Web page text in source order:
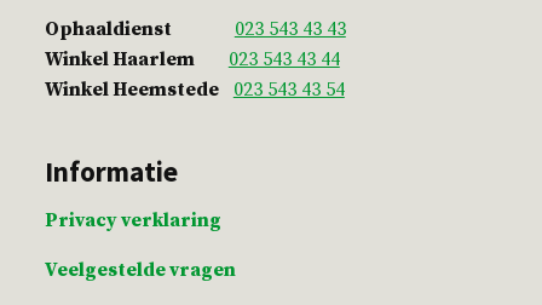
Ophaaldienst
023 543 43 43
Winkel Haarlem
023 543 43 44
Winkel Heemstede
023 543 43 54
Informatie
Privacy verklaring
Veelgestelde vragen